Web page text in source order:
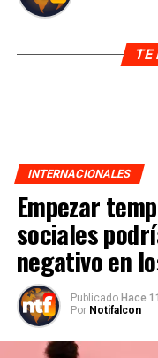
TE
INTERNACIONALES
Empezar
sociales
negativo en
Publicado Hace
Por Notifalcon